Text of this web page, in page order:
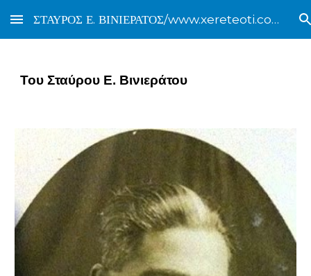
Skip to main content Skip to navigation
ΣΤΑΥΡΟΣ Ε. ΒΙΝΙΕΡΑΤΟΣ/www.xereteoti.com
Του Σταύρου Ε. Βινιεράτου